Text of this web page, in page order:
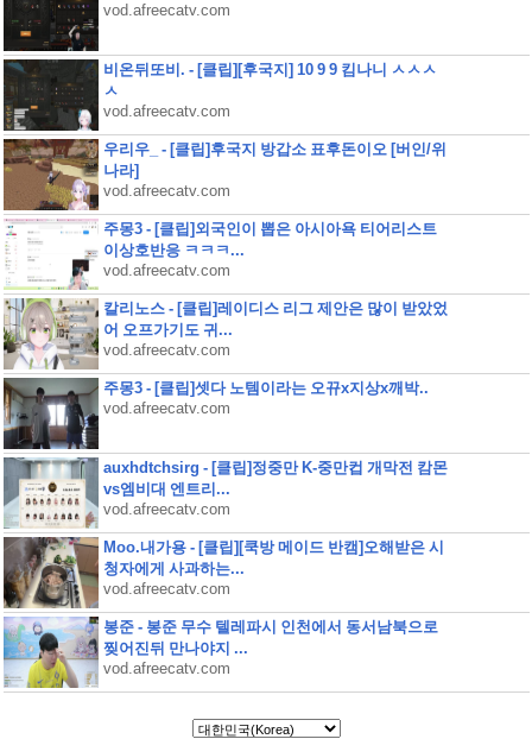
vod.afreecatv.com
비온뒤또비. - [클립][후국지] 10 9 9 킴나니 ㅅㅅㅅ
ㅅ
vod.afreecatv.com
우리우_ - [클립]후국지 방갑소 표후돈이오 [버인/위
나라]
vod.afreecatv.com
주몽3 - [클립]외국인이 뽑은 아시아욕 티어리스트
이상호반응 ㅋㅋㅋ...
vod.afreecatv.com
칼리노스 - [클립]레이디스 리그 제안은 많이 받았었
어 오프가기도 귀...
vod.afreecatv.com
주몽3 - [클립]셋다 노템이라는 오뀨x지상x깨박..
vod.afreecatv.com
auxhdtchsirg - [클립]정중만 K-중만컵 개막전 캄몬
vs엠비대 엔트리...
vod.afreecatv.com
Moo.내가용 - [클립][쿡방 메이드 반캠]오해받은 시
청자에게 사과하는...
vod.afreecatv.com
봉준 - 봉준 무수 텔레파시 인천에서 동서남북으로
찢어진뒤 만나야지 ...
vod.afreecatv.com